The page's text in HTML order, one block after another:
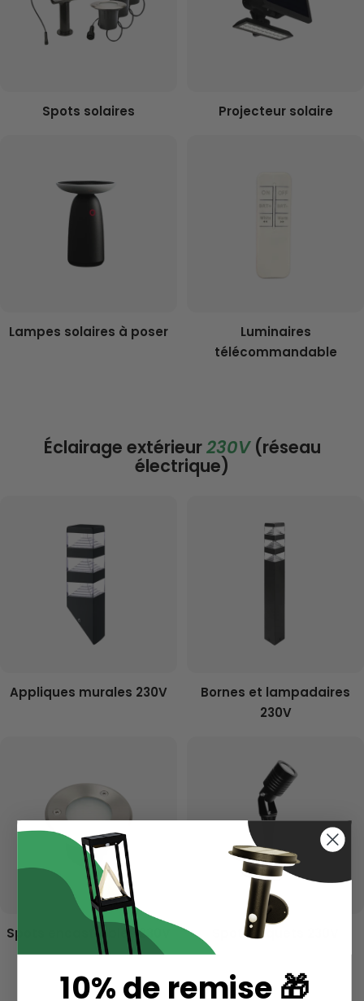
Spots solaires Projecteur solaire
Lampes solaires à poser
Luminaires
télécommandable
Éclairage extérieur230V(réseau
électrique)
Appliques murales 230V
Bornes et lampadaires
230V
Spots encastrables 230V Spots piquets 230V
10% de remise 🎁